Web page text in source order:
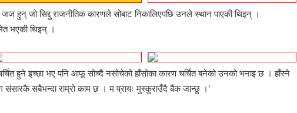
जज हुन् जोसिद्दुराजनीतिक कारणले सोबाट निकालिएपछि उनले स्थान पाएकी थिइन् ।
भएकी थिइन् ।
हुने इच्छा भए पनि आफू सोच्दै नसोचेको हाँसोका कारण चर्चित बनेको उनको भनाइ छ । हाँस्ने
सबैभन्दा राम्रो काम छ । म प्रायः मुस्कुराउँदै बैंक जान्छु ।’